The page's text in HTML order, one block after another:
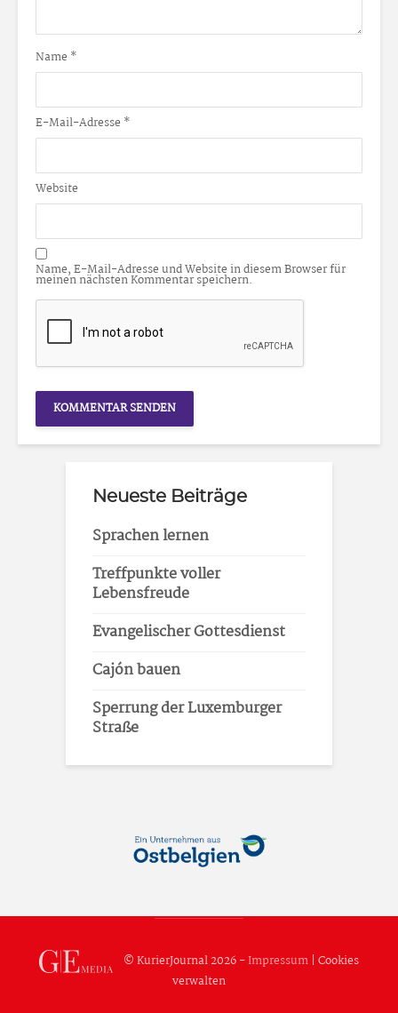
Name *
E-Mail-Adresse *
Website
Name, E-Mail-Adresse und Website in diesem Browser für
meinen nächsten Kommentar speichern.
Neueste Beiträge
Sprachen lernen
Treffpunkte voller
Lebensfreude
Evangelischer Gottesdienst
Cajón bauen
Sperrung der Luxemburger
Straße
© KurierJournal 2026 -Impressum| Cookies
verwalten